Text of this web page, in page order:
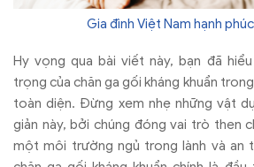
Gia đình Việt Nam hạnh
Hy vọng qua bài viết này, bạn đã
trọng của chăn ga gối kháng khuẩn
toàn diện. Đừng xem nhẹ những vật
giản này, bởi chúng đóng vai trò then
một môi trường ngủ trong lành và an